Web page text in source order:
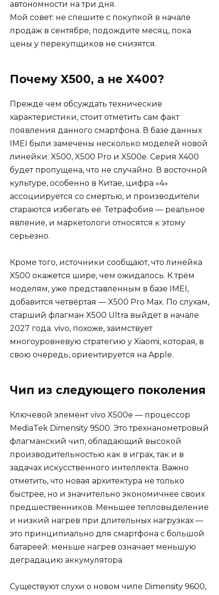
автономности на три дня.
Мой совет: не спешите с покупкой в начале
продаж в сентябре, подождите месяц, пока
цены у перекупщиков не снизятся.
Почему X500, а не X400?
Прежде чем обсуждать технические
характеристики, стоит отметить сам факт
появления данного смартфона. В базе данных
IMEI были замечены несколько моделей новой
линейки: X500, X500 Pro и X500e. Серия X400
будет пропущена, что не случайно. В восточной
культуре, особенно в Китае, цифра «4»
ассоциируется со смертью, и производители
стараются избегать её. Тетрафобия — реальное
явление, и маркетологи относятся к этому
серьезно.
Кроме того, источники сообщают, что линейка
X500 окажется шире, чем ожидалось. К трём
моделям, уже представленным в базе IMEI,
добавится четвёртая — X500 Pro Max. По слухам,
старший флагман X500 Ultra выйдет в начале
2027 года. vivo, похоже, заимствует
многоуровневую стратегию у Xiaomi, которая, в
свою очередь, ориентируется на Apple.
Чип из следующего поколения
Ключевой элемент vivo X500e — процессор
MediaTek Dimensity 9500. Это трёхнанометровый
флагманский чип, обладающий высокой
производительностью как в играх, так и в
задачах искусственного интеллекта. Важно
отметить, что новая архитектура не только
быстрее, но и значительно экономичнее своих
предшественников. Меньшее тепловыделение
и низкий нагрев при длительных нагрузках —
это принципиально для смартфона с большой
батареей: меньше нагрев означает меньшую
деградацию аккумулятора.
Существуют слухи о новом чипе Dimensity 9600,